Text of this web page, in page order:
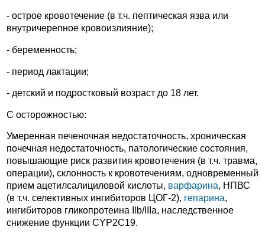
- острое кровотечение (в т.ч. пептическая язва или
внутричерепное кровоизлияние);
- беременность;
- период лактации;
- детский и подростковый возраст до 18 лет.
С осторожностью:
Умеренная печеночная недостаточность, хроническая
почечная недостаточность, патологические состояния,
повышающие риск развития кровотечения (в т.ч. травма,
операции), склонность к кровотечениям, одновременный
прием ацетилсалициловой кислоты, варфарина, НПВС
(в т.ч. селективных ингибиторов ЦОГ-2), гепарина,
ингибиторов гликопротеина Ilb/IIIa, наследственное
снижение функции CYP2C19.